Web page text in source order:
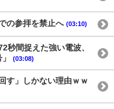
の参拝を禁止へ (03:10)
秒間捉えた強い電波、
(03:08)
す」しかない理由ｗｗ